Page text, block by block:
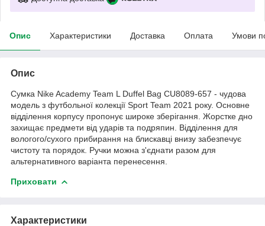
Опис Характеристики Доставка Оплата Умови
Опис
Сумка Nike Academy Team L Duffel Bag CU8089-657 - чудова
модель з футбольної колекції Sport Team 2021 року. Основне
відділення корпусу пропонує широке зберігання. Жорстке дно
захищає предмети від ударів та подряпин. Відділення для
вологого/сухого прибирання на блискавці внизу забезпечує
чистоту та порядок. Ручки можна з'єднати разом для
альтернативного варіанта перенесення.
Приховати
Характеристики